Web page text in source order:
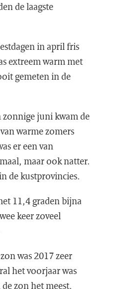
de laagste
in april fris
extreem warm met
gemeten in de
juni kwam de
warme zomers
er een van
maar ook natter.
de kustprovincies.
11,4 graden bijna
keer zoveel
was 2017 zeer
het voorjaar was
zon het meest.